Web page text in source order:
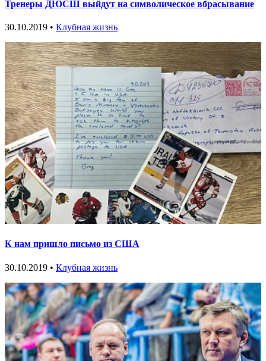
Тренеры ДЮСШ выйдут на символическое вбрасывание
30.10.2019 • Клубная жизнь
К нам пришло письмо из США
30.10.2019 • Клубная жизнь